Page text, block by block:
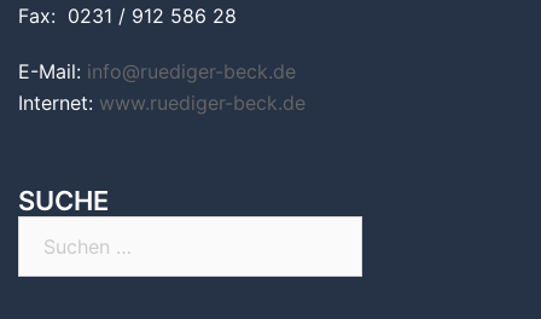
Fax: 0231 / 912 586 28
E-Mail: info@ruediger-beck.de
Internet: www.ruediger-beck.de
SUCHE